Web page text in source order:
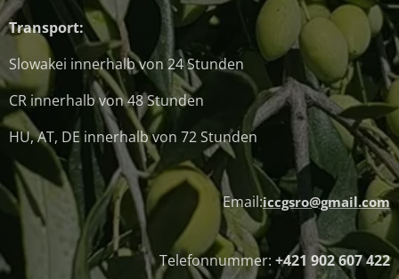
Transport:
Slowakei innerhalb von 24 Stunden
CR innerhalb von 48 Stunden
HU, AT, DE innerhalb von 72 Stunden
Email:iccgsro@gmail.com
Telefonnummer: +421 902 607 422